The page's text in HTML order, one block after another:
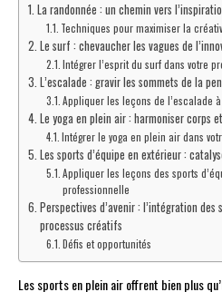
La randonnée : un chemin vers
Techniques pour maximiser la
Le surf : chevaucher les vagues de
Intégrer l’esprit du surf dans votre
L’escalade : gravir les sommets de la
Appliquer les leçons de l’escalade
Le yoga en plein air : harmoniser corps
Intégrer le yoga en plein air dans
Les sports d’équipe en extérieur :
Appliquer les leçons des sports
professionnelle
Perspectives d’avenir : l’intégration
processus créatifs
Défis et opportunités
Les sports en plein air offrent bien plus